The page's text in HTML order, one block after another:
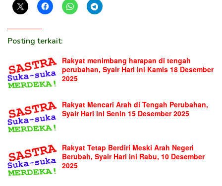
Posting terkait:
Rakyat menimbang harapan di tengah
perubahan, Syair Hari ini Kamis 18 Desember
2025
Rakyat Mencari Arah di Tengah Perubahan,
Syair Hari ini Senin 15 Desember 2025
Rakyat Tetap Berdiri Meski Arah Negeri
Berubah, Syair Hari ini Rabu, 10 Desember
2025